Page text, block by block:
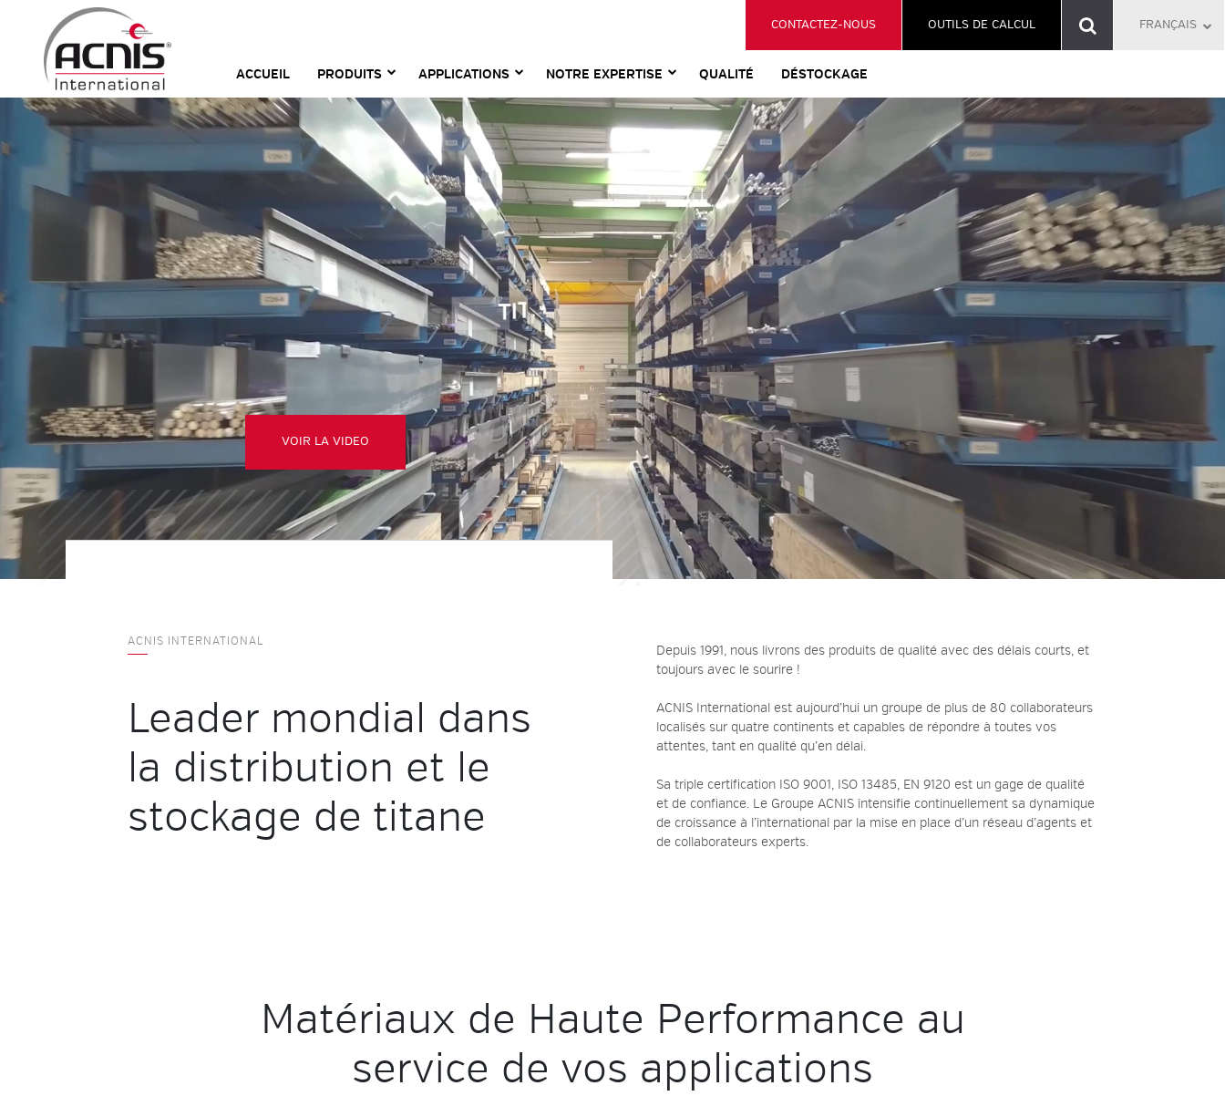
content
ACCUEIL PRODUITS APPLICATIONS NOTRE EXPERTISE QUALITÉ DÉSTOCKAGE
CONTACTEZ-NOUS OUTILS DE CALCUL FRANÇAIS
VOIR LA VIDEO
ACNIS INTERNATIONAL
Leader mondial dans
la distribution et le
stockage de titane
Depuis 1991, nous livrons des produits de qualité avec des délais courts, et
toujours avec le sourire !
ACNIS International est aujourd’hui un groupe de plus de 80 collaborateurs
localisés sur quatre continents et capables de répondre à toutes vos
attentes, tant en qualité qu’en délai.
Sa triple certification ISO 9001, ISO 13485, EN 9120 est un gage de qualité
et de confiance. Le Groupe ACNIS intensifie continuellement sa dynamique
de croissance à l’international par la mise en place d’un réseau d’agents et
de collaborateurs experts.
Matériaux de Haute Performance au
service de vos applications